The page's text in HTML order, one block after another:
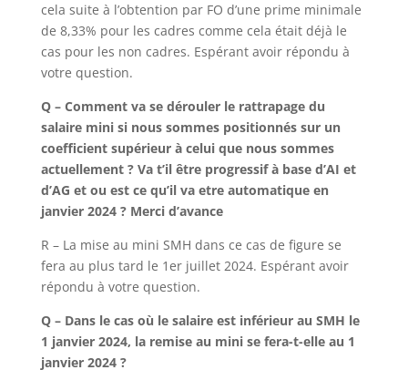
cela suite à l’obtention par FO d’une prime minimale
de 8,33% pour les cadres comme cela était déjà le
cas pour les non cadres. Espérant avoir répondu à
votre question.
Q – Comment va se dérouler le rattrapage du
salaire mini si nous sommes positionnés sur un
coefficient supérieur à celui que nous sommes
actuellement ? Va t’il être progressif à base d’AI et
d’AG et ou est ce qu’il va etre automatique en
janvier 2024 ? Merci d’avance
R – La mise au mini SMH dans ce cas de figure se
fera au plus tard le 1er juillet 2024. Espérant avoir
répondu à votre question.
Q – Dans le cas où le salaire est inférieur au SMH le
1 janvier 2024, la remise au mini se fera-t-elle au 1
janvier 2024 ?